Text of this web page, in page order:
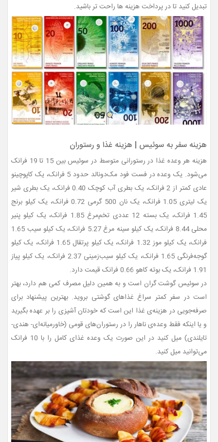
تبدیل کنید تا در پرداخت هزینه ها راحت تر باشید.
هزینه سفر به سوئیس | هزینه غذا و رستوران
هزینه هر وعده غذا در رستورانی متوسط در سوئیس بین 15 تا 19 فرانک
می‌شود. یک وعده در فست فود مک‌دونالد حدود 5 فرانک، یک کاپوچینو
عادی کمتر از 2 فرانک، یک بطری آب کوچک 0.40 فرانک، یک بطری شیر
یک لیتری 1.05 فرانک، یک نان 500 گرمی 0.72 فرانک، یک کیلو برنج
1.45 فرانک، یک بسته 12 عددی تخم‌مرغ 1.85 فرانک، یک کیلو پنیر
محلی 8.44 فرانک، یک کیلو سینه مرغ 5.27 فرانک، یک کیلو سیب 1.65
فرانک، یک کیلو موز 1.32 فرانک، یک کیلو پرتقال 1.65 فرانک، یک کیلو
گوجه‌فرنگی 1.65 فرانک، یک کیلو سیب‌زمینی 2.37 فرانک، یک کیلو پیاز
1.91 فرانک، یک بوته کاهو 0.66 فرانک قیمت دارد.
در سوئیس گوشت گران است و به همین دلیل مصرف کمی هم دارد، بهتر
است در سفر کمتر سراغ غذاهای گوشتی بروید. بهترین پیشنهاد برای
صرفه‌جویی در هزینه‌ی غذا این است که خودتان آشپزی را بر عهده بگیرید
و یا اینکه فقط وعده‌ی ناهار را در رستوران‌های قومی (خاورمیانه‌ای- هندی-
تایلندی) میل کنید در این صورت یک وعده ‌غذای کامل را با 10 فرانک
می‌توانید میل کنید.